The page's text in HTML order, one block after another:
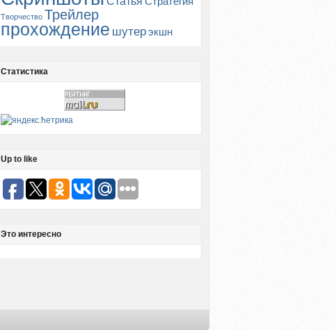
Творчество Трейлер
прохождение шутерэкшн
Статистика
Up to like
Это интересно